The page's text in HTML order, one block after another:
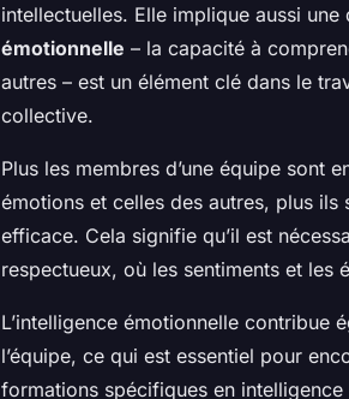
intellectuelles. Elle implique aussi
émotionnelle – la capacité à
autres – est un élément clé dans le
collective.
Plus les membres d’une équipe sont
émotions et celles des autres, plus
efficace. Cela signifie qu’il est
respectueux, où les sentiments et les
L’intelligence émotionnelle contribue
l’équipe, ce qui est essentiel pour
formations spécifiques en